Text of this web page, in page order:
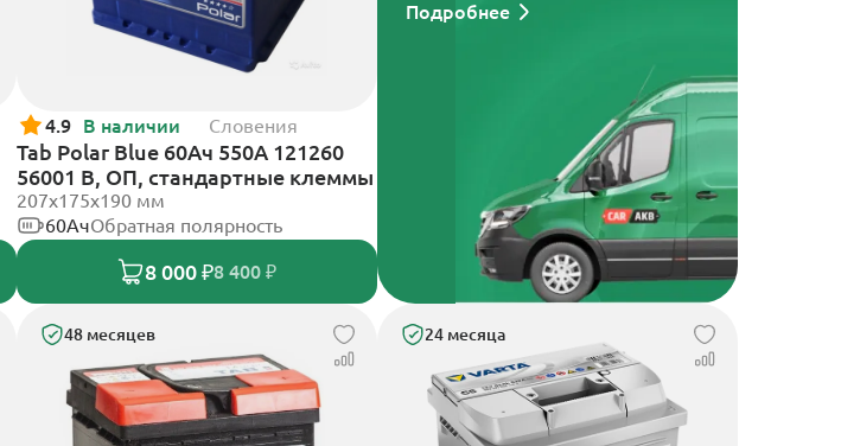
4.9 В наличии Словения
Tab Polar Blue 60Ач 550А 121260
56001 B, ОП, стандартные клеммы
207x175x190 мм
60АчОбратная полярность
8 000 ₽8 400 ₽
Подробнее
48 месяцев 24 месяца